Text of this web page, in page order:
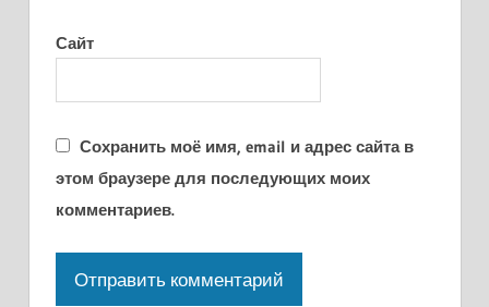
Сайт
Сохранить моё имя, email и адрес сайта в
этом браузере для последующих моих
комментариев.